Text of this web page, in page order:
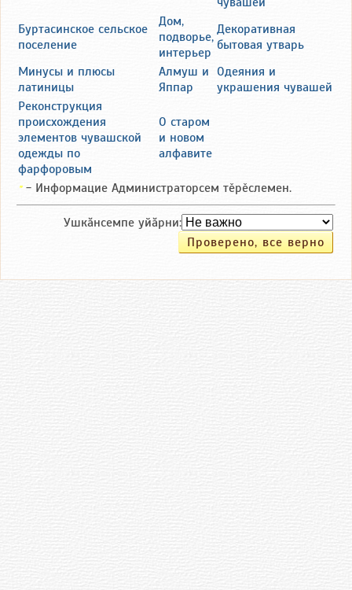
Буртасинское сельское
поселение
Дом,
подворье,
интерьер
Декоративная
бытовая утварь
Минусы и плюсы
латиницы
Алмуш и
Яппар
Одеяния и
украшения чувашей
Реконструкция
происхождения
элементов чувашской
одежды по
фарфоровым
О старом
и новом
алфавите
"- Информацие Администраторсем тěрěслемен.
Ушкăнсемпе уйăрни: